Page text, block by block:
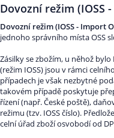
Dovozní režim (IOSS
Dovozní režim (IOSS - Import
jednoho správního místa OSS
Zásilky se zbožím, u něhož
(režim IOSS) jsou v rámci
případech je však nezbytné
takovém případě poskytuje
řízení (např. České poště),
režimu (tzv. IOSS číslo).
celní úřad zboží osvobodí od